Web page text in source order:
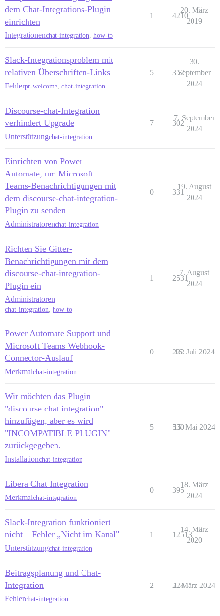
dem Chat-Integrations-Plugin
einrichten
Integrationenchat-integration how-to
1 4210
20. März
2019
Slack-Integrationsproblem mit
relativen Überschriften-Links
Fehlerpr-welcome chat-integration
5 352
30.
September
2024
Discourse-chat-Integration
verhindert Upgrade
Unterstützungchat-integration
7 302
7. September
2024
Einrichten von Power
Automate, um Microsoft
Teams-Benachrichtigungen mit
dem discourse-chat-integration-
Plugin zu senden
Administratorenchat-integration
0 331
19. August
2024
Richten Sie Gitter-
Benachrichtigungen mit dem
discourse-chat-integration-
Plugin ein
Administratoren
chat-integration, how-to
1 2531
7. August
2024
Power Automate Support und
Microsoft Teams Webhook-
Connector-Auslauf
Merkmalchat-integration
0 222
16. Juli 2024
Wir möchten das Plugin
"discourse chat integration"
hinzufügen, aber es wird
"INCOMPATIBLE PLUGIN"
zurückgegeben.
Installationchat-integration
5 530
15. Mai 2024
Libera Chat Integration
Merkmalchat-integration
0 395
18. März
2024
Slack-Integration funktioniert
nicht – Fehler „Nicht im Kanal"
Unterstützungchat-integration
1 12513
14. März
2020
Beitragsplanung und Chat-
Integration
Fehlerchat-integration
2 224
1. März 2024